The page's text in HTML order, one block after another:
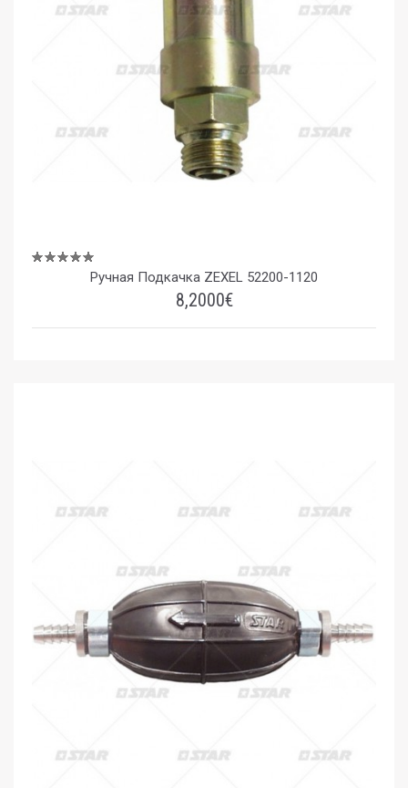
Ручная Подкачка ZEXEL 52200-1120
8,2000€